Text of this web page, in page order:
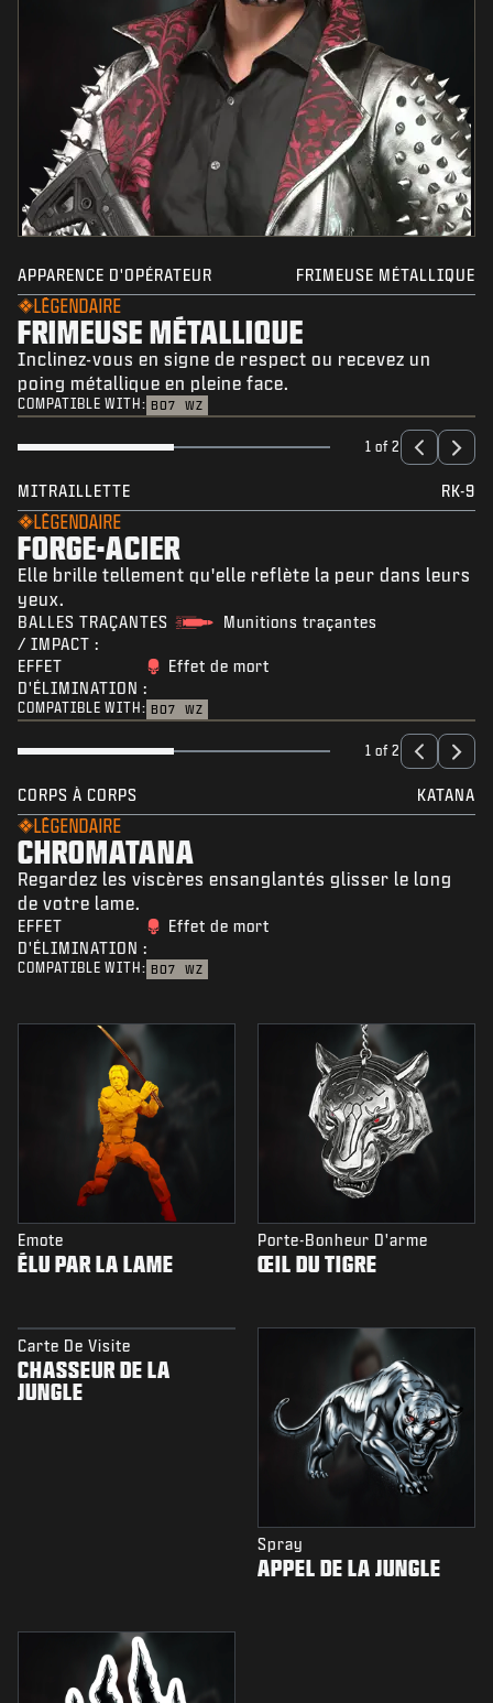
APPARENCE D'OPÉRATEUR FRIMEUSE MÉTALLIQUE
LÉGENDAIRE
FRIMEUSE MÉTALLIQUE
Inclinez-vous en signe de respect ou recevez un
poing métallique en pleine face.
COMPATIBLE WITH: BO7 WZ
1 of 2
MITRAILLETTE RK-9
LÉGENDAIRE
FORGE-ACIER
Elle brille tellement qu'elle reflète la peur dans leurs
yeux.
BALLES TRAÇANTES
/ IMPACT :
Munitions traçantes
EFFET
D'ÉLIMINATION :
Effet de mort
COMPATIBLE WITH: BO7 WZ
1 of 2
CORPS À CORPS KATANA
LÉGENDAIRE
CHROMATANA
Regardez les viscères ensanglantés glisser le long
de votre lame.
EFFET
D'ÉLIMINATION :
Effet de mort
COMPATIBLE WITH: BO7 WZ
Emote
ÉLU PAR LA LAME
Porte-Bonheur D'arme
ŒIL DU TIGRE
Carte De Visite
CHASSEUR DE LA
JUNGLE
Spray
APPEL DE LA JUNGLE